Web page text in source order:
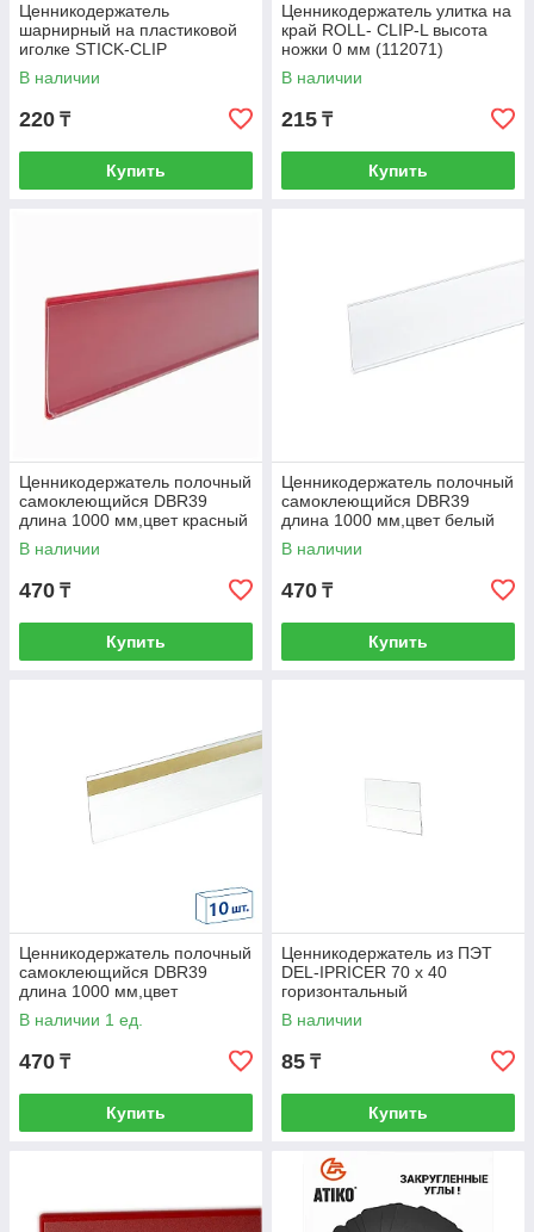
Ценникодержатель
шарнирный на пластиковой
иголке STICK-CLIP
В наличии
220 ₸
Купить
Ценникодержатель улитка на
край ROLL- CLIP-L высота
ножки 0 мм (112071)
В наличии
215 ₸
Купить
Ценникодержатель полочный
самоклеющийся DBR39
длина 1000 мм,цвет красный
В наличии
470 ₸
Купить
Ценникодержатель полочный
самоклеющийся DBR39
длина 1000 мм,цвет белый
В наличии
470 ₸
Купить
Ценникодержатель полочный
самоклеющийся DBR39
длина 1000 мм,цвет
прозрачный
В наличии 1 ед.
470 ₸
Купить
Ценникодержатель из ПЭТ
DEL-IPRICER 70 х 40
горизонтальный
В наличии
85 ₸
Купить